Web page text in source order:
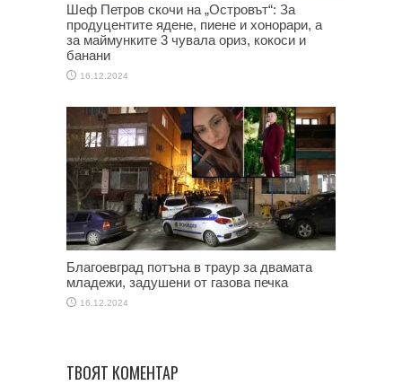
Шеф Петров скочи на „Островът“: За
продуцентите ядене, пиене и хонорари, а
за маймунките 3 чувала ориз, кокоси и
банани
16.12.2024
Благоевград потъна в траур за двамата
младежи, задушени от газова печка
16.12.2024
ТВОЯТ КОМЕНТАР